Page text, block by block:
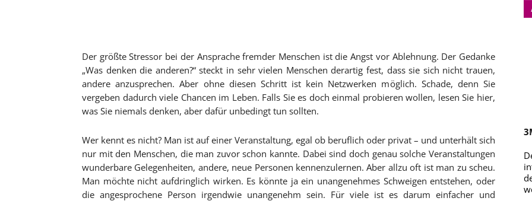
Der größte Stressor bei der Ansprache fremder Menschen ist die Angst vor Ablehnung. Der Gedanke
„Was denken die anderen?“ steckt in sehr vielen Menschen derartig fest, dass sie sich nicht trauen,
andere anzusprechen. Aber ohne diesen Schritt ist kein Netzwerken möglich. Schade, denn Sie
vergeben dadurch viele Chancen im Leben. Falls Sie es doch einmal probieren wollen, lesen Sie hier,
was Sie niemals denken, aber dafür unbedingt tun sollten.
Wer kennt es nicht? Man ist auf einer Veranstaltung, egal ob beruflich oder privat – und unterhält sich
nur mit den Menschen, die man zuvor schon kannte. Dabei sind doch genau solche Veranstaltungen
wunderbare Gelegenheiten, andere, neue Personen kennenzulernen. Aber allzu oft ist man zu scheu.
Man möchte nicht aufdringlich wirken. Es könnte ja ein unangenehmes Schweigen entstehen, oder
die angesprochene Person irgendwie unangenehm sein. Für viele ist es darum einfacher und